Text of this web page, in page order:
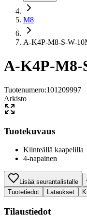
M8
A-K4P-M8-S-W-
A-K4P-M8-
Tuotenumero:101209997
Arkisto
Tuotekuvaus
Kiinteällä kaapelilla
4-napainen
Lisää seurantalistalle
Tuotetiedot
Lataukset
Tilaustiedot